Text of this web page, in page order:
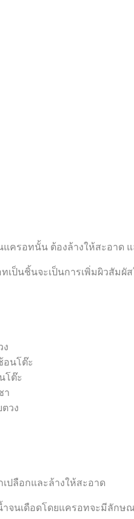
ครอทนั้น ต้องล้างให้สะอาด
เป็นชิ้นจะเป็นการเพิ่มผิวสัมผั
ง
อนโต๊ะ
โต๊ะ
า
วง
ปลือกและล้างให้สะอาด
จนเดือดโดยแครอทจะมีลักษ